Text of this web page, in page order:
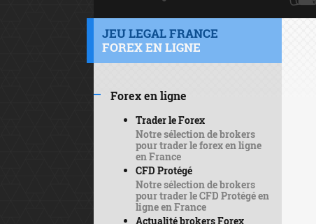
JEU LEGAL FRANCE
FOREX EN LIGNE
Forex en ligne
Trader le Forex
Notre sélection de brokers
pour trader le forex en ligne
en France
CFD Protégé
Notre sélection de brokers
pour trader le CFD Protégé en
ligne en France
Actualité brokers Forex